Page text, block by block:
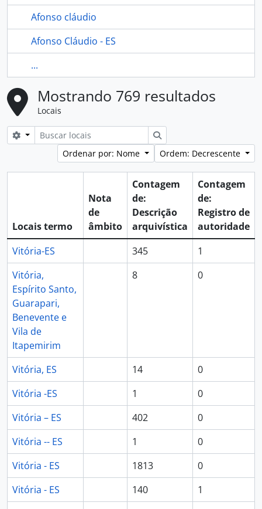
Afonso cláudio
Afonso Cláudio - ES
...
Mostrando 769 resultados
Locais
Opções de busca
Buscar
Ordenar por: Nome
Ordem: Decrescente
Locais termo
Nota
de
âmbito
Contagem
de:
Descrição
arquivística
Contagem
de:
Registro de
autoridade
Vitória-ES
345
1
Vitória,
Espírito Santo,
Guarapari,
Benevente e
Vila de
Itapemirim
8 0
Vitória, ES 14
0
Vitória -ES
1
0
Vitória – ES
402
0
Vitória -- ES
1
0
Vitória - ES
1813
0
Vitória - ES
140
1